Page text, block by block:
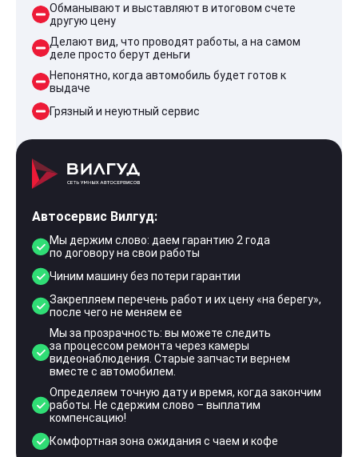
Обманывают и выставляют в итоговом счете
другую цену
Делают вид, что проводят работы, а на самом
деле просто берут деньги
Непонятно, когда автомобиль будет готов к
выдаче
Грязный и неуютный сервис
Автосервис Вилгуд:
Мы держим слово: даем гарантию 2 года
по договору на свои работы
Чиним машину без потери гарантии
Закрепляем перечень работ и их цену «на берегу»,
после чего не меняем ее
Мы за прозрачность: вы можете следить
за процессом ремонта через камеры
видеонаблюдения. Старые запчасти вернем
вместе с автомобилем.
Определяем точную дату и время, когда закончим
работы. Не сдержим слово – выплатим
компенсацию!
Комфортная зона ожидания с чаем и кофе